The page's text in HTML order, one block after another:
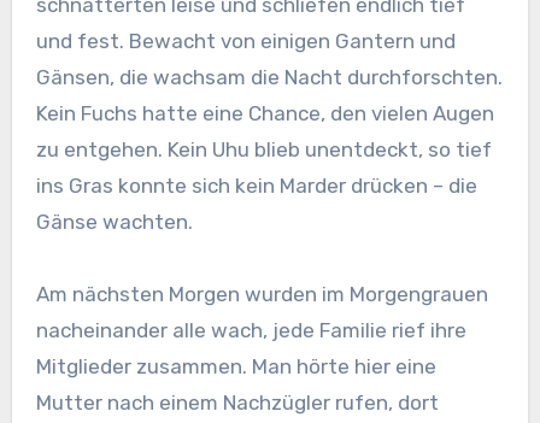
schnatterten leise und schliefen endlich tief
und fest. Bewacht von einigen Gantern und
Gänsen, die wachsam die Nacht durchforschten.
Kein Fuchs hatte eine Chance, den vielen Augen
zu entgehen. Kein Uhu blieb unentdeckt, so tief
ins Gras konnte sich kein Marder drücken – die
Gänse wachten.
Am nächsten Morgen wurden im Morgengrauen
nacheinander alle wach, jede Familie rief ihre
Mitglieder zusammen. Man hörte hier eine
Mutter nach einem Nachzügler rufen, dort